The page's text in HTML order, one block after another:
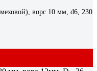
ворс 10 мм, d6, 230